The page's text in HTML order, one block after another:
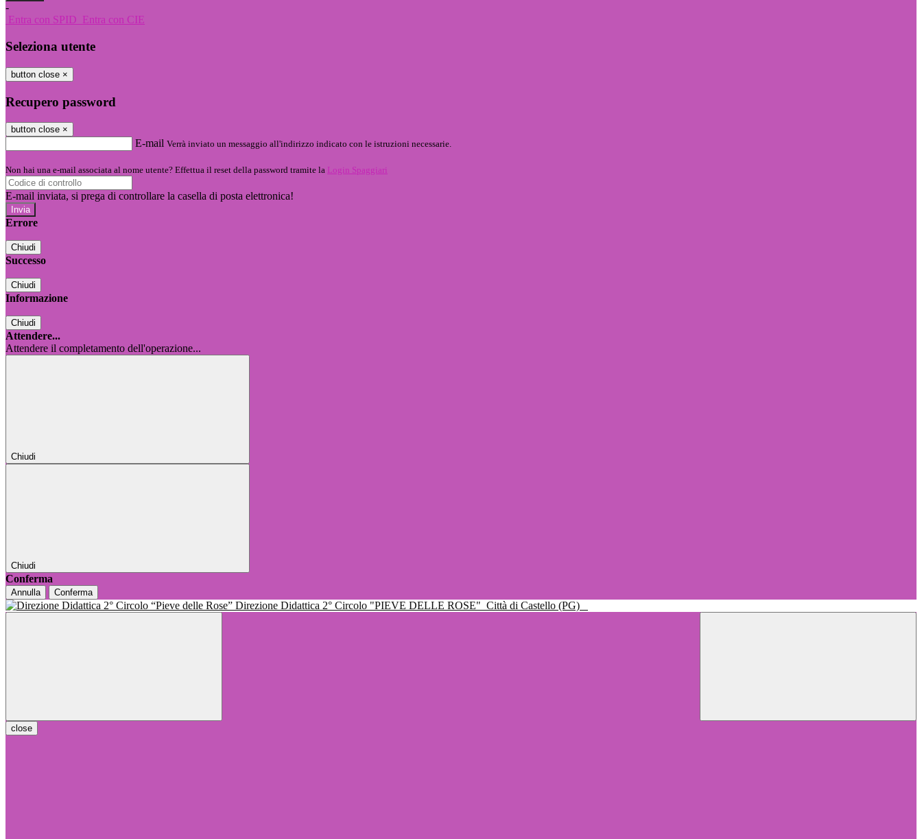
-
Entra con SPID Entra con CIE
Seleziona utente
button close ×
Recupero password
button close ×
E-mail Verrà inviato un messaggio all'indirizzo indicato con le istruzioni necessarie.
Non hai una e-mail associata al nome utente? Effettua il reset della password tramite la Login Spaggiari
E-mail inviata, si prega di controllare la casella di posta elettronica!
Errore
Chiudi
Successo
Chiudi
Informazione
Chiudi
Attendere...
Attendere il completamento dell'operazione...
Chiudi
Chiudi
Conferma
Annulla Conferma
Direzione Didattica 2° Circolo "PIEVE DELLE ROSE" Città di Castello (PG)
close